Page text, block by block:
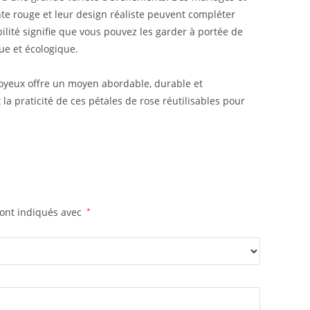
rouge et leur design réaliste peuvent compléter
signifie que vous pouvez les garder à portée de
et écologique.
offre un moyen abordable, durable et
praticité de ces pétales de rose réutilisables pour
indiqués avec *